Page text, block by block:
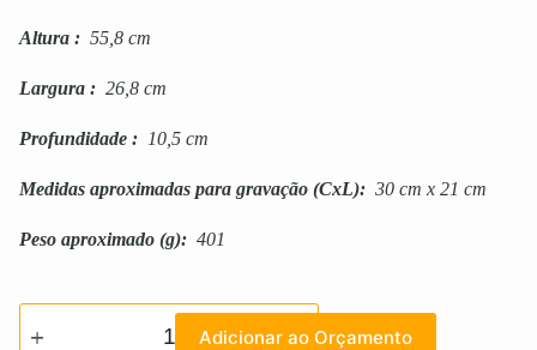
Altura : 55,8 cm
Largura : 26,8 cm
Profundidade : 10,5 cm
Medidas aproximadas para gravação (CxL): 30 cm x 21 cm
Peso aproximado (g): 401
Adicionar ao Orçamento